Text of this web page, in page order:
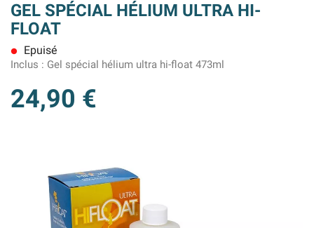
GEL SPÉCIAL HÉLIUM ULTRA HI-
FLOAT
lens Epuisé
Inclus : Gel spécial hélium ultra hi-float 473ml
24,90 €